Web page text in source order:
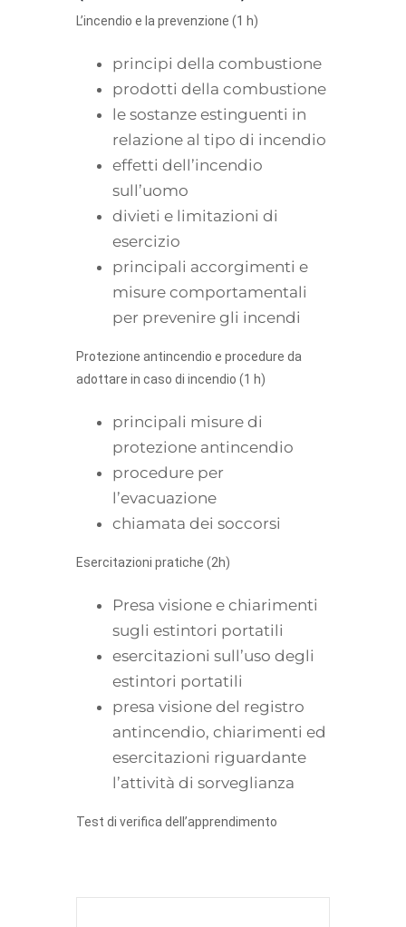
L’incendio e la prevenzione (1 h)
principi della combustione
prodotti della combustione
le sostanze estinguenti in
relazione al tipo di incendio
effetti dell’incendio
sull’uomo
divieti e limitazioni di
esercizio
principali accorgimenti e
misure comportamentali
per prevenire gli incendi
Protezione antincendio e procedure da
adottare in caso di incendio (1 h)
principali misure di
protezione antincendio
procedure per
l’evacuazione
chiamata dei soccorsi
Esercitazioni pratiche (2h)
Presa visione e chiarimenti
sugli estintori portatili
esercitazioni sull’uso degli
estintori portatili
presa visione del registro
antincendio, chiarimenti ed
esercitazioni riguardante
l’attività di sorveglianza
Test di verifica dell’apprendimento